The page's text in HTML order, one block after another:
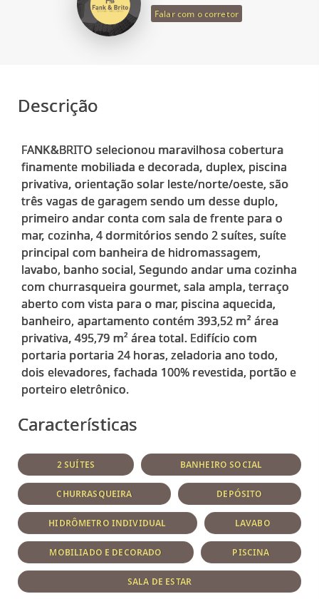
Falar com o corretor
Descrição
FANK&BRITO selecionou maravilhosa cobertura
finamente mobiliada e decorada, duplex, piscina
privativa, orientação solar leste/norte/oeste, são
três vagas de garagem sendo um desse duplo,
primeiro andar conta com sala de frente para o
mar, cozinha, 4 dormitórios sendo 2 suítes, suíte
principal com banheira de hidromassagem,
lavabo, banho social, Segundo andar uma cozinha
com churrasqueira gourmet, sala ampla, terraço
aberto com vista para o mar, piscina aquecida,
banheiro, apartamento contém 393,52 m² área
privativa, 495,79 m² área total. Edifício com
portaria portaria 24 horas, zeladoria ano todo,
dois elevadores, fachada 100% revestida, portão e
Características
2 SUÍTES BANHEIRO SOCIAL
CHURRASQUEIRA DEPÓSITO
HIDRÔMETRO INDIVIDUAL LAVABO
MOBILIADO E DECORADO PISCINA
SALA DE ESTAR